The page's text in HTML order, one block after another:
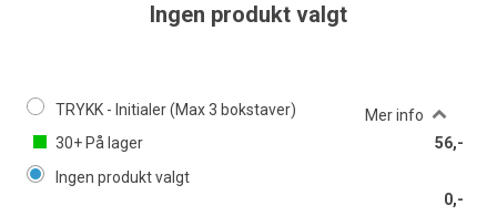
Ingen produkt valgt
TRYKK - Initialer (Max 3 bokstaver)
Mer info
30+ På lager
56,-
Ingen produkt valgt
0,-